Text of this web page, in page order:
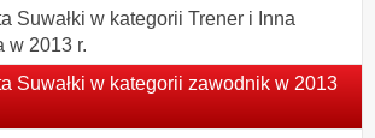
Suwałki w kategorii Trener i Inna
w 2013 r.
Suwałki w kategorii zawodnik w 2013